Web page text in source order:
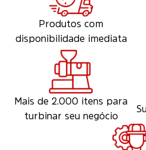
Produtos com
disponibilidade imediata
Mais de 2.000 itens para
turbinar seu negócio